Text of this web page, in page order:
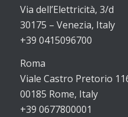
Via dell’Elettricità, 3/d
30175 – Venezia, Italy
+39 0415096700
Roma
Viale Castro Pretorio
00185 Rome, Italy
+39 0677800001